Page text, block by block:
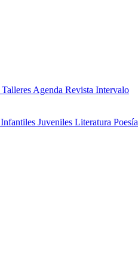
Talleres Agenda Revista Intervalo
Infantiles Juveniles Literatura Poesía